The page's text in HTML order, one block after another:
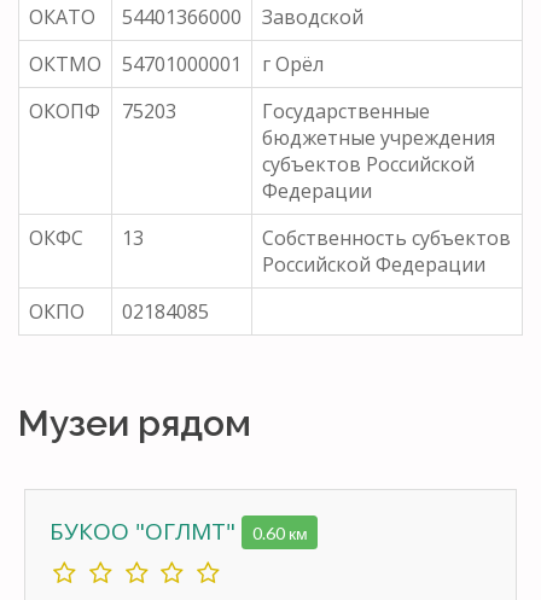
ОКАТО 54401366000
Заводской
ОКТМО
54701000001
г Орёл
ОКОПФ
75203
Государственные
бюджетные учреждения
субъектов Российской
Федерации
ОКФС
13
Собственность субъектов
Российской Федерации
ОКПО
02184085
Музеи рядом
БУКОО "ОГЛМТ" 0.60 км